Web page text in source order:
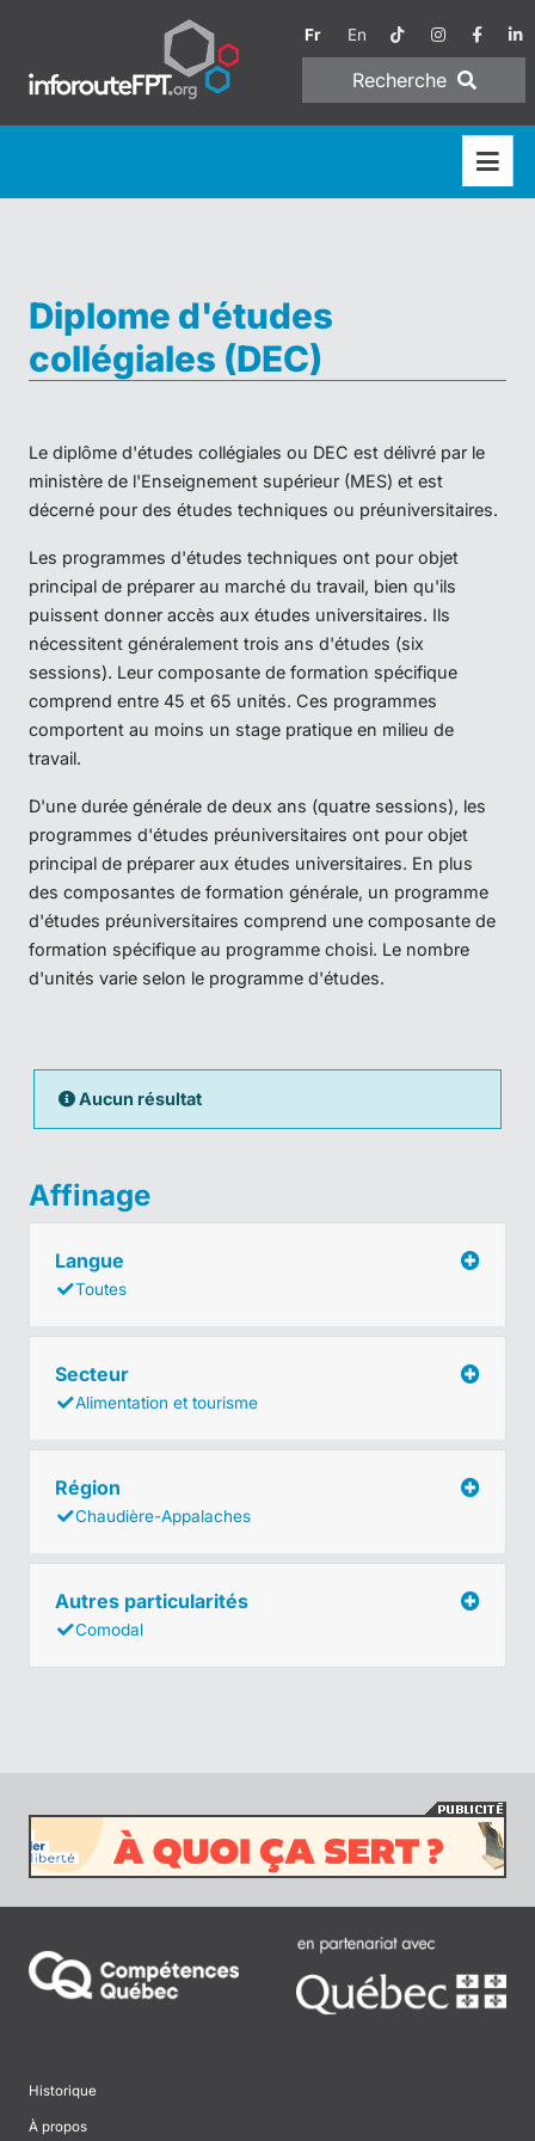
Fr En
Recherche
Diplome d'études
collégiales (DEC)
Le diplôme d'études collégiales ou DEC est délivré par le
ministère de l'Enseignement supérieur (MES) et est
décerné pour des études techniques ou préuniversitaires.
Les programmes d'études techniques ont pour objet
principal de préparer au marché du travail, bien qu'ils
puissent donner accès aux études universitaires. Ils
nécessitent généralement trois ans d'études (six
sessions). Leur composante de formation spécifique
comprend entre 45 et 65 unités. Ces programmes
comportent au moins un stage pratique en milieu de
travail.
D'une durée générale de deux ans (quatre sessions), les
programmes d'études préuniversitaires ont pour objet
principal de préparer aux études universitaires. En plus
des composantes de formation générale, un programme
d'études préuniversitaires comprend une composante de
formation spécifique au programme choisi. Le nombre
d'unités varie selon le programme d'études.
Aucun résultat
Affinage
Langue
Toutes
Secteur
Alimentation et tourisme
Région
Chaudière-Appalaches
Autres particularités
Comodal
Historique
À propos